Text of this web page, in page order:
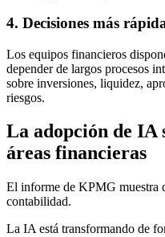
4. Decisiones más
Los equipos financieros
depender de largos procesos
sobre inversiones, liquidez,
riesgos.
La adopción de IA
áreas financieras
El informe de KPMG muestra
contabilidad.
La IA está transformando de